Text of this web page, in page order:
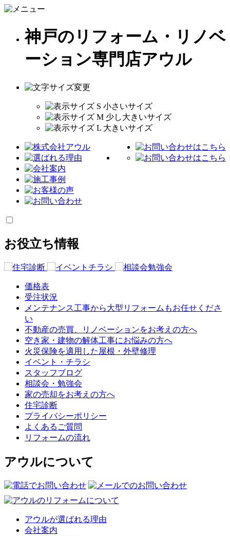
神戸のリフォーム・リノベ
ーション専門店アウル
お役立ち情報
価格表
受注状況
メンテナンス工事から大型リフォームもお任せくださ
い
不動産の売買、リノベーションをお考えの方へ
空き家・建物の解体工事にお悩みの方へ
火災保険を適用した屋根・外壁修理
イベント・チラシ
スタッフブログ
相談会・勉強会
家の売却をお考えの方へ
住宅診断
プライバシーポリシー
よくあるご質問
リフォームの流れ
アウルについて
アウルが選ばれる理由
会社案内